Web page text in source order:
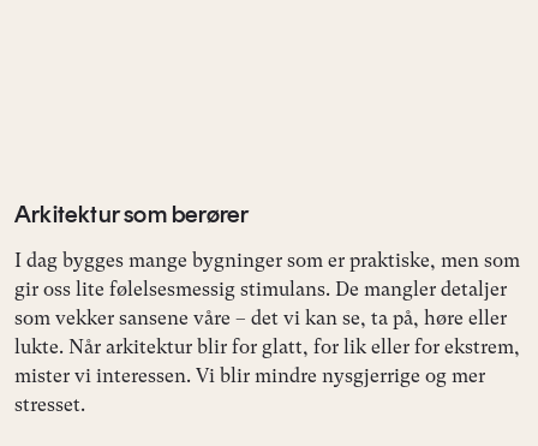
Arkitektur som berører
I dag bygges mange bygninger som er praktiske, men som
gir oss lite følelsesmessig stimulans. De mangler detaljer
som vekker sansene våre – det vi kan se, ta på, høre eller
lukte. Når arkitektur blir for glatt, for lik eller for ekstrem,
mister vi interessen. Vi blir mindre nysgjerrige og mer
stresset.